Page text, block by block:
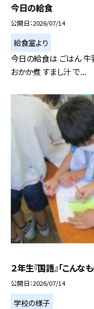
今日の給食
公開日 2026/07/14
給食室より
今日の給食は ごはん 牛
おかか煮 すまし汁 で...
２年生『国語』「こんな
公開日 2026/07/14
学校の様子